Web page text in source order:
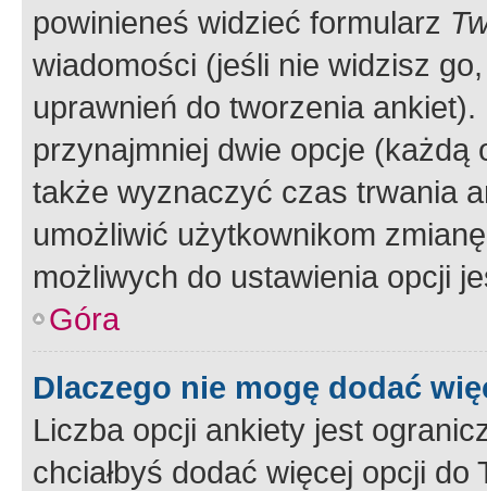
powinieneś widzieć formularz
wiadomości (jeśli nie widzisz
uprawnień do tworzenia
przynajmniej dwie opcje
także wyznaczyć czas trwania
umożliwić użytkownikom
możliwych do ustawienia opcji
Góra
Dlaczego nie mogę dodać
Liczba opcji ankiety jest
chciałbyś dodać więcej opcji